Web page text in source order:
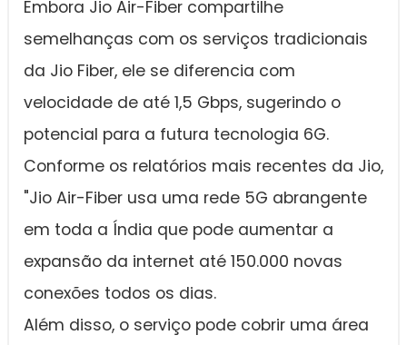
Embora Jio Air-Fiber compartilhe
semelhanças com os serviços tradicionais
da Jio Fiber, ele se diferencia com
velocidade de até 1,5 Gbps, sugerindo o
potencial para a futura tecnologia 6G.
Conforme os relatórios mais recentes da Jio,
"Jio Air-Fiber usa uma rede 5G abrangente
em toda a Índia que pode aumentar a
expansão da internet até 150.000 novas
conexões todos os dias.
Além disso, o serviço pode cobrir uma área